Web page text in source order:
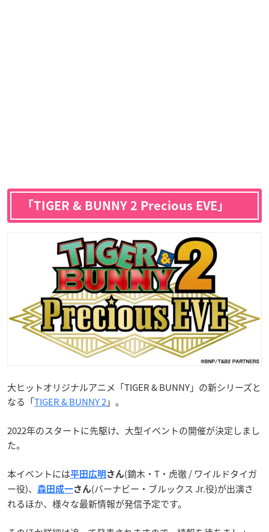
「TIGER & BUNNY 2 Precious EVE」
大ヒットオリジナルアニメ「TIGER & BUNNY」の新シリーズと
なる「TIGER & BUNNY 2」。
2022年のスタートに先駆け、大型イベントの開催が決定しまし
た。
本イベントには平田広明 さん(鏑木・T・虎徹 / ワイルドタイガ
ー役)、
森田成一さん(バーナビー・ブルックス Jr.役)が出演さ
れるほか、様々な最新情報が発信予定です。